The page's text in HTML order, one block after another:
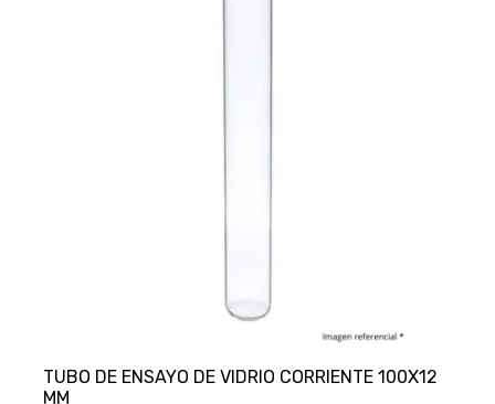
TUBO DE ENSAYO DE VIDRIO CORRIENTE 100X12